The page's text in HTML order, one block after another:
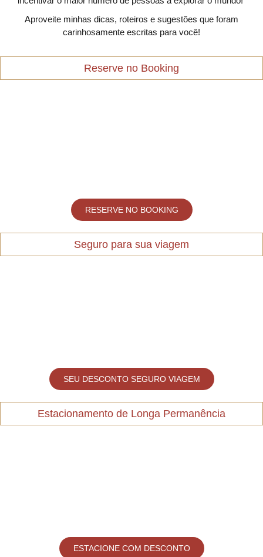
Aproveite minhas dicas, roteiros e sugestões que foram
carinhosamente escritas para você!
Reserve no Booking
RESERVE NO BOOKING
Seguro para sua viagem
SEU DESCONTO SEGURO VIAGEM
Estacionamento de Longa Permanência
ESTACIONE COM DESCONTO